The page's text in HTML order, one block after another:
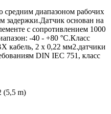
средним диапазоном рабочих
задержки.Датчик основан на
с сопротивлением 1000
-40 - +80 °C.Класс
кабель, 2 х 0,22 мм2.датчики
DIN IEC 751, класс